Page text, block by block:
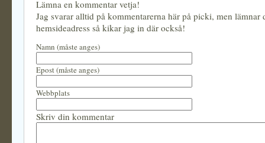
Lämna en kommentar vetja!
Jag svarar alltid på kommentarerna här på picki, men lämnar
hemsideadress så kikar jag in där också!
Namn (måste anges)
Epost (måste anges)
Webbplats
Skriv din kommentar